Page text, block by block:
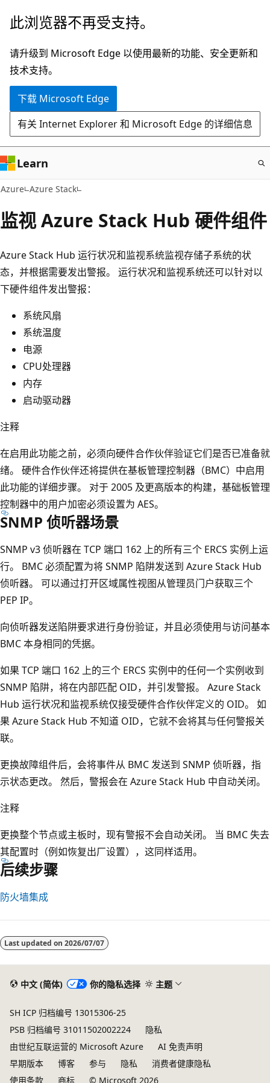
跳
主
要
内
此浏览器不再受支持。
请升级到 Microsoft Edge 以使用最新的功能、安全更新和
技术支持。
下载 Microsoft Edge
有关 Internet Explorer 和 Microsoft Edge 的详细信息
Learn
Azure Azure Stack
监视 Azure Stack Hub 硬件组件
Azure Stack Hub 运行状况和监视系统监视存储子系统的状
态，并根据需要发出警报。 运行状况和监视系统还可以针对以
下硬件组件发出警报：
系统风扇
系统温度
电源
CPU处理器
内存
启动驱动器
注释
在启用此功能之前，必须向硬件合作伙伴验证它们是否已准备就
绪。 硬件合作伙伴还将提供在基板管理控制器（BMC）中启用
此功能的详细步骤。 对于 2005 及更高版本的构建，基础板管理
控制器中的用户加密必须设置为 AES。
SNMP 侦听器场景
SNMP v3 侦听器在 TCP 端口 162 上的所有三个 ERCS 实例上运
行。 BMC 必须配置为将 SNMP 陷阱发送到 Azure Stack Hub
侦听器。 可以通过打开区域属性视图从管理员门户获取三个
PEP IP。
向侦听器发送陷阱要求进行身份验证，并且必须使用与访问基本
BMC 本身相同的凭据。
如果 TCP 端口 162 上的三个 ERCS 实例中的任何一个实例收到
SNMP 陷阱，将在内部匹配 OID，并引发警报。 Azure Stack
Hub 运行状况和监视系统仅接受硬件合作伙伴定义的 OID。 如
果 Azure Stack Hub 不知道 OID，它就不会将其与任何警报关
联。
更换故障组件后，会将事件从 BMC 发送到 SNMP 侦听器，指
示状态更改。 然后，警报会在 Azure Stack Hub 中自动关闭。
注释
更换整个节点或主板时，现有警报不会自动关闭。 当 BMC 失去
其配置时（例如恢复出厂设置），这同样适用。
后续步骤
防火墙集成
模
式
Last updated on 2026/07/07
中文 (简体) 你的隐私选择 主题
SH ICP 归档编号 13015306-25
PSB 归档编号 31011502002224
隐私
由世纪互联运营的 Microsoft Azure
AI 免责声明
早期版本
博客 参与 隐私
消费者健康隐私
使用条款
商标 © Microsoft 2026